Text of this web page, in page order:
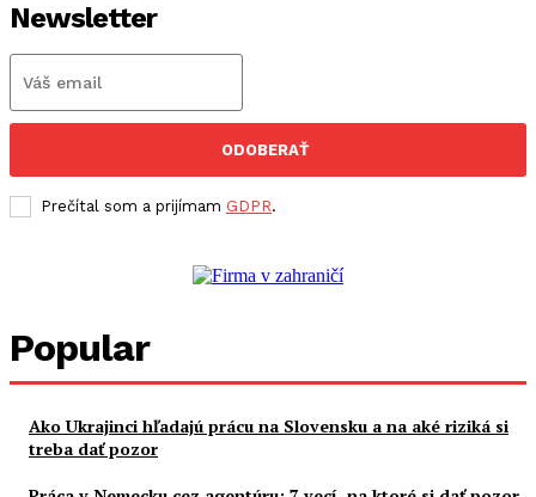
Newsletter
ODOBERAŤ
Prečítal som a prijímam GDPR.
Popular
Ako Ukrajinci hľadajú prácu na Slovensku a na aké riziká si
treba dať pozor